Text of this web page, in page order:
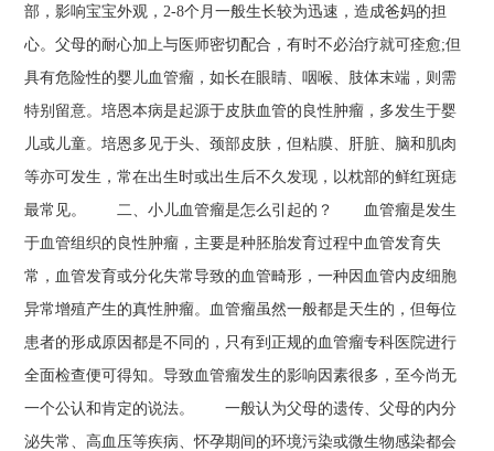
部，影响宝宝外观，2-8个月一般生长较为迅速，造成爸妈的担
心。父母的耐心加上与医师密切配合，有时不必治疗就可痊愈;但
具有危险性的婴儿血管瘤，如长在眼睛、咽喉、肢体末端，则需
特别留意。培恩本病是起源于皮肤血管的良性肿瘤，多发生于婴
儿或儿童。培恩多见于头、颈部皮肤，但粘膜、肝脏、脑和肌肉
等亦可发生，常在出生时或出生后不久发现，以枕部的鲜红斑痣
最常见。 二、小儿血管瘤是怎么引起的？ 血管瘤是发生
于血管组织的良性肿瘤，主要是种胚胎发育过程中血管发育失
常，血管发育或分化失常导致的血管畸形，一种因血管内皮细胞
异常增殖产生的真性肿瘤。血管瘤虽然一般都是天生的，但每位
患者的形成原因都是不同的，只有到正规的血管瘤专科医院进行
全面检查便可得知。导致血管瘤发生的影响因素很多，至今尚无
一个公认和肯定的说法。 一般认为父母的遗传、父母的内分
泌失常、高血压等疾病、怀孕期间的环境污染或微生物感染都会